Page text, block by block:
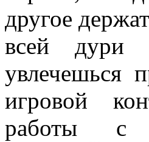
другое
всей дури
увлечешься
игровой
работы